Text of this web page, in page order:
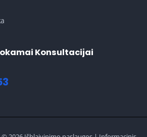
Konsultacijai